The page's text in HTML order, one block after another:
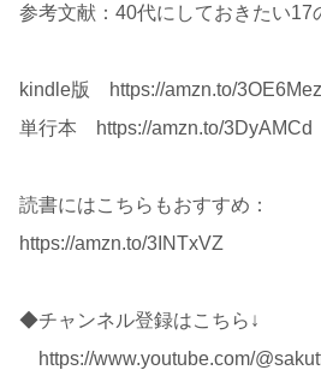
参考文献：40代にしておきたい17
kindle版 https://amzn.to/3OE6Mez
単行本 https://amzn.to/3DyAMCd
読書にはこちらもおすすめ：
https://amzn.to/3INTxVZ
◆チャンネル登録はこちら↓
https://www.youtube.com/